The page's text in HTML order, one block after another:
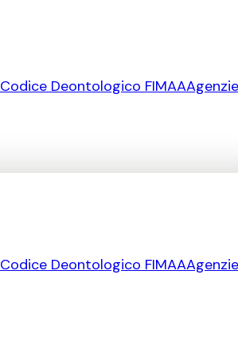
Codice Deontologico FIMAA
Codice Deontologico FIMAA